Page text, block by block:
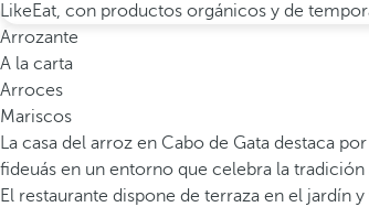
LikeEat, con productos orgánicos y de
Arrozante
A la carta
Arroces
Mariscos
La casa del arroz en Cabo de Gata destaca
fideuás en un entorno que celebra la
El restaurante dispone de terraza en el jardín y